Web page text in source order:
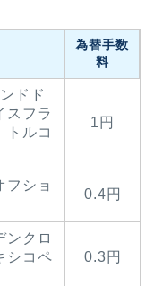
為替手数
料
ドド
スフラ
トルコ
1円
フショ
0.4円
ンクロ
シコペ
0.3円